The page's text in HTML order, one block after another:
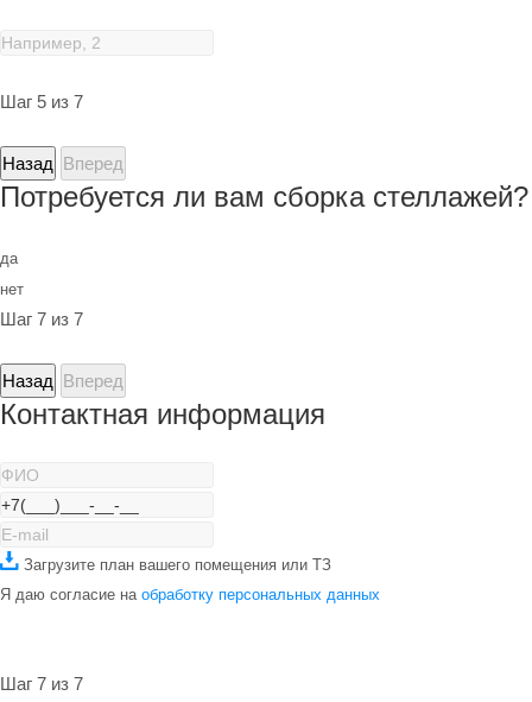
Шаг 5 из 7
Назад Вперед
Потребуется ли вам сборка стеллажей?
да
нет
Шаг 7 из 7
Назад Вперед
Контактная информация
Загрузите план вашего помещения или ТЗ
Я даю согласие на обработку персональных данных
Шаг 7 из 7